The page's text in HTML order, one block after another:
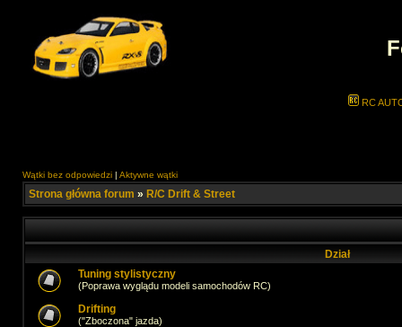
RC
Wątki bez odpowiedzi | Aktywne wątki
Strona główna forum » R/C Drift & Street
Dział
Tuning stylistyczny
(Poprawa wyglądu modeli samochodów RC)
Drifting
("Zboczona" jazda)